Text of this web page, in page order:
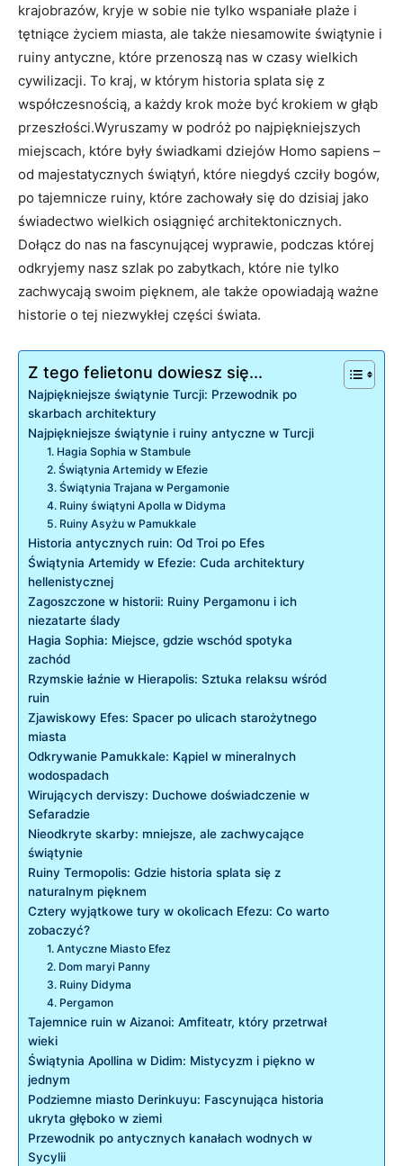
krajobrazów, kryje w sobie nie tylko wspaniałe plaże i
tętniące życiem miasta, ale także niesamowite świątynie i
ruiny antyczne, które przenoszą nas w czasy wielkich
cywilizacji. To kraj, w którym historia splata się z
współczesnością, a każdy krok może być krokiem w głąb
przeszłości.Wyruszamy w podróż po najpiękniejszych
miejscach, które były świadkami dziejów Homo sapiens –
od majestatycznych świątyń, które niegdyś czciły bogów,
po tajemnicze ruiny, które zachowały się do dzisiaj jako
świadectwo wielkich osiągnięć architektonicznych.
Dołącz do nas na fascynującej wyprawie, podczas której
odkryjemy nasz szlak po zabytkach, które nie tylko
zachwycają swoim pięknem, ale także opowiadają ważne
historie o tej niezwykłej części świata.
Z tego felietonu dowiesz się...
Najpiękniejsze świątynie Turcji: Przewodnik po
skarbach architektury
Najpiękniejsze świątynie i ruiny antyczne w Turcji
1. Hagia Sophia w Stambule
2. Świątynia Artemidy w Efezie
3. Świątynia Trajana w Pergamonie
4. Ruiny świątyni Apolla w Didyma
5. Ruiny Asyżu w Pamukkale
Historia antycznych ruin: Od Troi po Efes
Świątynia Artemidy w Efezie: Cuda architektury
hellenistycznej
Zagoszczone w historii: Ruiny Pergamonu i ich
niezatarte ślady
Hagia Sophia: Miejsce, gdzie wschód spotyka
zachód
Rzymskie łaźnie w Hierapolis: Sztuka relaksu wśród
ruin
Zjawiskowy Efes: Spacer po ulicach starożytnego
miasta
Odkrywanie Pamukkale: Kąpiel w mineralnych
wodospadach
Wirujących derviszy: Duchowe doświadczenie w
Sefaradzie
Nieodkryte skarby: mniejsze, ale zachwycające
świątynie
Ruiny Termopolis: Gdzie historia splata się z
naturalnym pięknem
Cztery wyjątkowe tury w okolicach Efezu: Co warto
zobaczyć?
1. Antyczne Miasto Efez
2. Dom maryi Panny
3. Ruiny Didyma
4. Pergamon
Tajemnice ruin w Aizanoi: Amfiteatr, który przetrwał
wieki
Świątynia Apollina w Didim: Mistycyzm i piękno w
jednym
Podziemne miasto Derinkuyu: Fascynująca historia
ukryta głęboko w ziemi
Przewodnik po antycznych kanałach wodnych w
Sycylii